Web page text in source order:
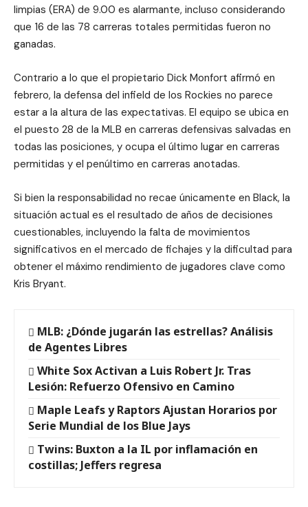
limpias (ERA) de 9.00 es alarmante, incluso considerando
que 16 de las 78 carreras totales permitidas fueron no
ganadas.
Contrario a lo que el propietario Dick Monfort afirmó en
febrero, la defensa del infield de los Rockies no parece
estar a la altura de las expectativas. El equipo se ubica en
el puesto 28 de la MLB en carreras defensivas salvadas en
todas las posiciones, y ocupa el último lugar en carreras
permitidas y el penúltimo en carreras anotadas.
Si bien la responsabilidad no recae únicamente en Black, la
situación actual es el resultado de años de decisiones
cuestionables, incluyendo la falta de movimientos
significativos en el mercado de fichajes y la dificultad para
obtener el máximo rendimiento de jugadores clave como
Kris Bryant.
MLB: ¿Dónde jugarán las estrellas? Análisis
de Agentes Libres
White Sox Activan a Luis Robert Jr. Tras
Lesión: Refuerzo Ofensivo en Camino
Maple Leafs y Raptors Ajustan Horarios por
Serie Mundial de los Blue Jays
Twins: Buxton a la IL por inflamación en
costillas; Jeffers regresa